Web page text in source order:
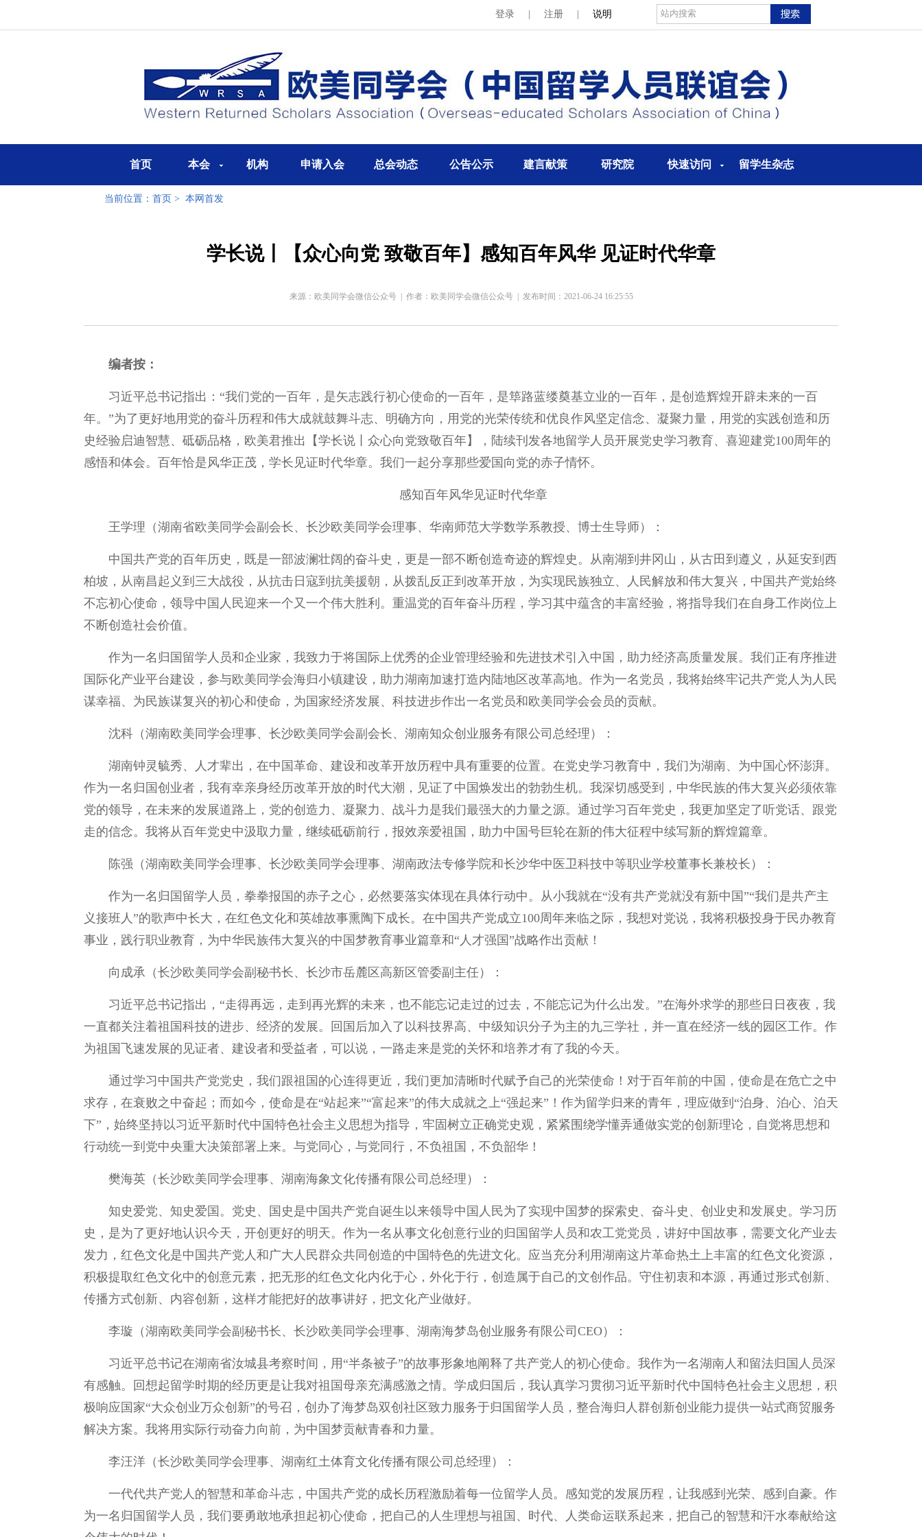
登录 注册 说明
首页 本会 机构 申请入会 总会动态 公告公示 建言献策 研究院 快速访问 留学生杂志
当前位置： 首页 > 本网首发
学长说丨【众心向党 致敬百年】感知百年风华 见证时代华章
来源：欧美同学会微信公众号| 作者：欧美同学会微信公众号| 发布时间：2021-06-24 16:25:55
编者按：
习近平总书记指出：“我们党的一百年，是矢志践行初心使命的一百年，是筚路蓝缕奠基立业的一百年，是创造辉煌开辟未来的一百
年。”为了更好地用党的奋斗历程和伟大成就鼓舞斗志、明确方向，用党的光荣传统和优良作风坚定信念、凝聚力量，用党的实践创造和历
史经验启迪智慧、砥砺品格，欧美君推出【学长说丨众心向党致敬百年】，陆续刊发各地留学人员开展党史学习教育、喜迎建党100周年的
感悟和体会。百年恰是风华正茂，学长见证时代华章。我们一起分享那些爱国向党的赤子情怀。
感知百年风华见证时代华章
王学理（湖南省欧美同学会副会长、长沙欧美同学会理事、华南师范大学数学系教授、博士生导师）：
中国共产党的百年历史，既是一部波澜壮阔的奋斗史，更是一部不断创造奇迹的辉煌史。从南湖到井冈山，从古田到遵义，从延安到西
柏坡，从南昌起义到三大战役，从抗击日寇到抗美援朝，从拨乱反正到改革开放，为实现民族独立、人民解放和伟大复兴，中国共产党始终
不忘初心使命，领导中国人民迎来一个又一个伟大胜利。重温党的百年奋斗历程，学习其中蕴含的丰富经验，将指导我们在自身工作岗位上
不断创造社会价值。
作为一名归国留学人员和企业家，我致力于将国际上优秀的企业管理经验和先进技术引入中国，助力经济高质量发展。我们正有序推进
国际化产业平台建设，参与欧美同学会海归小镇建设，助力湖南加速打造内陆地区改革高地。作为一名党员，我将始终牢记共产党人为人民
谋幸福、为民族谋复兴的初心和使命，为国家经济发展、科技进步作出一名党员和欧美同学会会员的贡献。
沈科（湖南欧美同学会理事、长沙欧美同学会副会长、湖南知众创业服务有限公司总经理）：
湖南钟灵毓秀、人才辈出，在中国革命、建设和改革开放历程中具有重要的位置。在党史学习教育中，我们为湖南、为中国心怀澎湃。
作为一名归国创业者，我有幸亲身经历改革开放的时代大潮，见证了中国焕发出的勃勃生机。我深切感受到，中华民族的伟大复兴必须依靠
党的领导，在未来的发展道路上，党的创造力、凝聚力、战斗力是我们最强大的力量之源。通过学习百年党史，我更加坚定了听党话、跟党
走的信念。我将从百年党史中汲取力量，继续砥砺前行，报效亲爱祖国，助力中国号巨轮在新的伟大征程中续写新的辉煌篇章。
陈强（湖南欧美同学会理事、长沙欧美同学会理事、湖南政法专修学院和长沙华中医卫科技中等职业学校董事长兼校长）：
作为一名归国留学人员，拳拳报国的赤子之心，必然要落实体现在具体行动中。从小我就在“没有共产党就没有新中国”“我们是共产主
义接班人”的歌声中长大，在红色文化和英雄故事熏陶下成长。在中国共产党成立100周年来临之际，我想对党说，我将积极投身于民办教育
事业，践行职业教育，为中华民族伟大复兴的中国梦教育事业篇章和“人才强国”战略作出贡献！
向成承（长沙欧美同学会副秘书长、长沙市岳麓区高新区管委副主任）：
习近平总书记指出，“走得再远，走到再光辉的未来，也不能忘记走过的过去，不能忘记为什么出发。”在海外求学的那些日日夜夜，我
一直都关注着祖国科技的进步、经济的发展。回国后加入了以科技界高、中级知识分子为主的九三学社，并一直在经济一线的园区工作。作
为祖国飞速发展的见证者、建设者和受益者，可以说，一路走来是党的关怀和培养才有了我的今天。
通过学习中国共产党党史，我们跟祖国的心连得更近，我们更加清晰时代赋予自己的光荣使命！对于百年前的中国，使命是在危亡之中
求存，在衰败之中奋起；而如今，使命是在“站起来”“富起来”的伟大成就之上“强起来”！作为留学归来的青年，理应做到“泊身、泊心、泊天
下”，始终坚持以习近平新时代中国特色社会主义思想为指导，牢固树立正确党史观，紧紧围绕学懂弄通做实党的创新理论，自觉将思想和
行动统一到党中央重大决策部署上来。与党同心，与党同行，不负祖国，不负韶华！
樊海英（长沙欧美同学会理事、湖南海象文化传播有限公司总经理）：
知史爱党、知史爱国。党史、国史是中国共产党自诞生以来领导中国人民为了实现中国梦的探索史、奋斗史、创业史和发展史。学习历
史，是为了更好地认识今天，开创更好的明天。作为一名从事文化创意行业的归国留学人员和农工党党员，讲好中国故事，需要文化产业去
发力，红色文化是中国共产党人和广大人民群众共同创造的中国特色的先进文化。应当充分利用湖南这片革命热土上丰富的红色文化资源，
积极提取红色文化中的创意元素，把无形的红色文化内化于心，外化于行，创造属于自己的文创作品。守住初衷和本源，再通过形式创新、
传播方式创新、内容创新，这样才能把好的故事讲好，把文化产业做好。
李璇（湖南欧美同学会副秘书长、长沙欧美同学会理事、湖南海梦岛创业服务有限公司CEO）：
习近平总书记在湖南省汝城县考察时间，用“半条被子”的故事形象地阐释了共产党人的初心使命。我作为一名湖南人和留法归国人员深
有感触。回想起留学时期的经历更是让我对祖国母亲充满感激之情。学成归国后，我认真学习贯彻习近平新时代中国特色社会主义思想，积
极响应国家“大众创业万众创新”的号召，创办了海梦岛双创社区致力服务于归国留学人员，整合海归人群创新创业能力提供一站式商贸服务
解决方案。我将用实际行动奋力向前，为中国梦贡献青春和力量。
李汪洋（长沙欧美同学会理事、湖南红土体育文化传播有限公司总经理）：
一代代共产党人的智慧和革命斗志，中国共产党的成长历程激励着每一位留学人员。感知党的发展历程，让我感到光荣、感到自豪。作
为一名归国留学人员，我们要勇敢地承担起初心使命，把自己的人生理想与祖国、时代、人类命运联系起来，把自己的智慧和汗水奉献给这